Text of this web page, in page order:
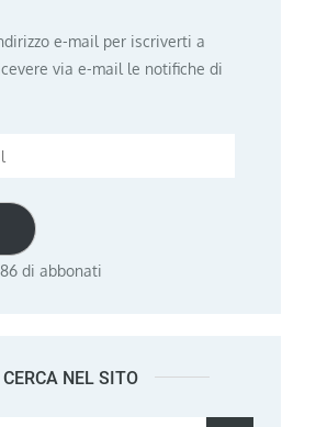
e-mail per iscriverti a
via e-mail le notifiche di
di abbonati
CERCA NEL SITO